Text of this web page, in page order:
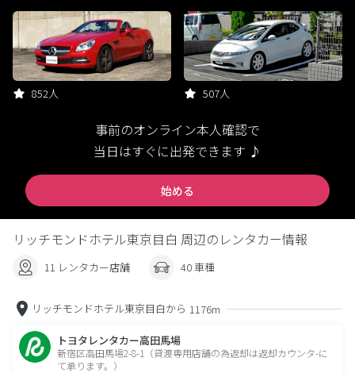
852人 507人
事前のオンライン本人確認で
当日はすぐに出発できます ♪
始める
リッチモンドホテル東京目白 周辺のレンタカー情報
11 レンタカー店舗 40 車種
リッチモンドホテル東京目白から 1176m
トヨタレンタカー高田馬場
新宿区高田馬場2-8-1（貸渡専用店舗の為返却は返却カウンタ-に
て承ります。）